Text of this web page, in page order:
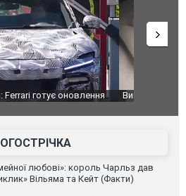
екранізації легендарного
Крауна"
любові»: король Чарльз дав
Вільяма та Кейт (Факти)